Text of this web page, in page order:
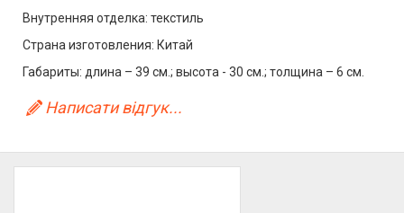
Внутренняя отделка: текстиль
Страна изготовления: Китай
Габариты: длина – 39 см.; высота - 30 см.; толщина – 6 см.
Написати відгук...